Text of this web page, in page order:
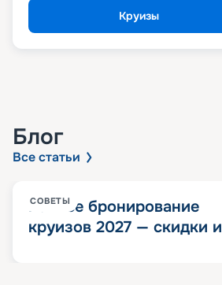
Круизы
Блог
Все статьи
СОВЕТЫ
Раннее бронирование
круизов 2027 — скидки и